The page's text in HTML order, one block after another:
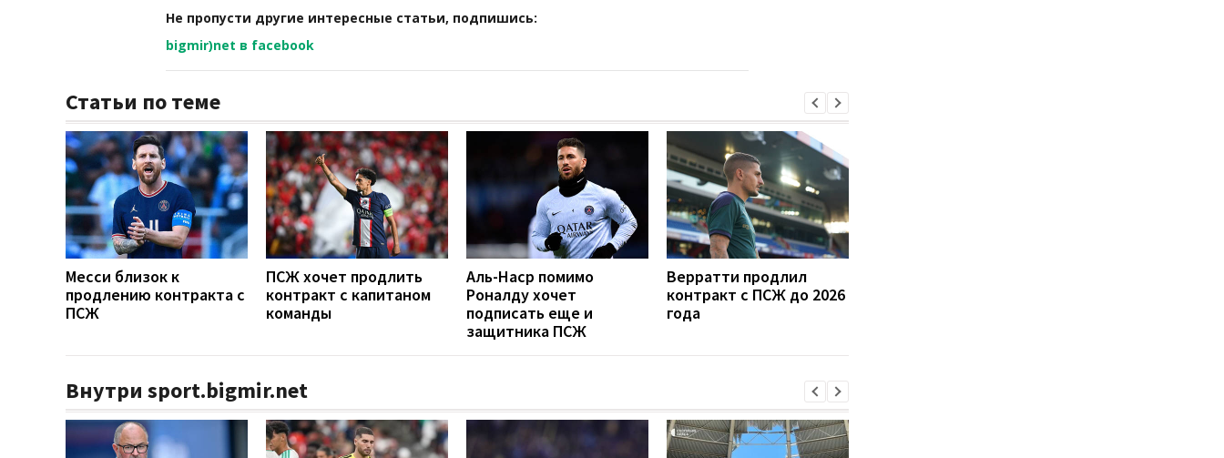
Не пропусти другие интересные статьи, подпишись:
bigmir)net в facebook
Статьи по теме
Месси близок к
продлению контракта с
ПСЖ
ПСЖ хочет продлить
контракт с капитаном
команды
Аль-Наср помимо
Роналду хочет
подписать еще и
защитника ПСЖ
Верратти продлил
контракт с ПСЖ до 2026
года
Внутри sport.bigmir.net